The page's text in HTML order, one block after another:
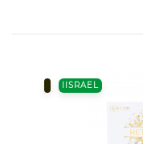
IISRAEL